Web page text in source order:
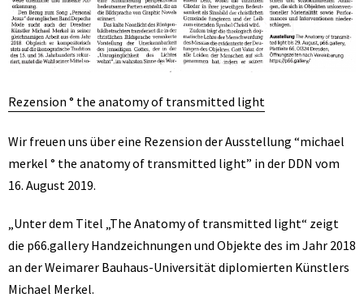
Rezension ° the anatomy of transmitted light
Wir freuen uns über eine Rezension der Ausstellung “michael
merkel ° the anatomy of transmitted light” in der DDN vom
16. August 2019.
„Unter dem Titel „The Anatomy of transmitted light“ zeigt
die p66.gallery Handzeichnungen und Objekte des im Jahr 2018
an der Weimarer Bauhaus-Universität diplomierten Künstlers
Michael Merkel.